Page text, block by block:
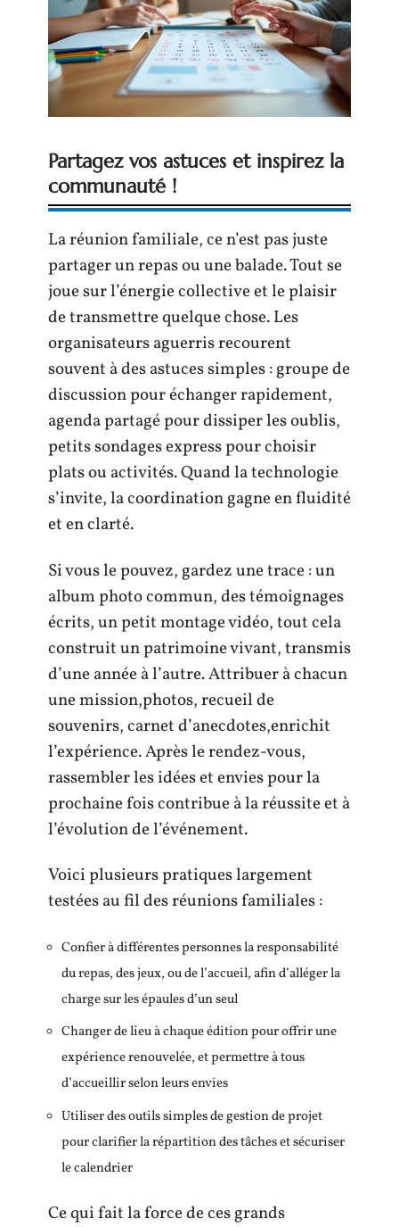
Partagez vos astuces et inspirez la
communauté !
La réunion familiale, ce n’est pas juste
partager un repas ou une balade. Tout se
joue sur l’énergie collective et le plaisir
de transmettre quelque chose. Les
organisateurs aguerris recourent
souvent à des astuces simples : groupe de
discussion pour échanger rapidement,
agenda partagé pour dissiper les oublis,
petits sondages express pour choisir
plats ou activités. Quand la technologie
s’invite, la coordination gagne en fluidité
et en clarté.
Si vous le pouvez, gardez une trace : un
album photo commun, des témoignages
écrits, un petit montage vidéo, tout cela
construit un patrimoine vivant, transmis
d’une année à l’autre. Attribuer à chacun
une mission,photos, recueil de
souvenirs, carnet d’anecdotes,enrichit
l’expérience. Après le rendez-vous,
rassembler les idées et envies pour la
prochaine fois contribue à la réussite et à
l’évolution de l’événement.
Voici plusieurs pratiques largement
testées au fil des réunions familiales :
Confier à différentes personnes la responsabilité
du repas, des jeux, ou de l’accueil, afin d’alléger la
charge sur les épaules d’un seul
Changer de lieu à chaque édition pour offrir une
expérience renouvelée, et permettre à tous
d’accueillir selon leurs envies
Utiliser des outils simples de gestion de projet
pour clarifier la répartition des tâches et sécuriser
le calendrier
Ce qui fait la force de ces grands